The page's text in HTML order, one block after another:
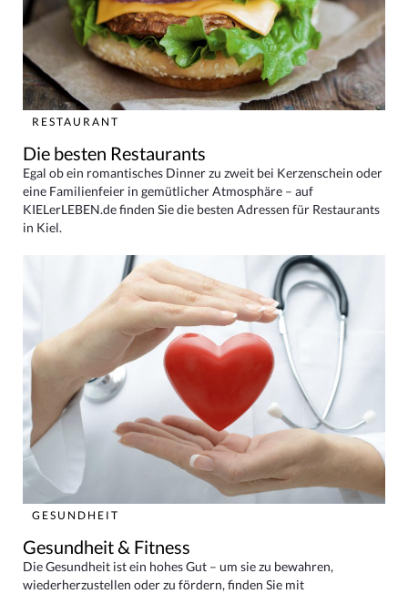
RESTAURANT
Die besten Restaurants
Egal ob ein romantisches Dinner zu zweit bei Kerzenschein oder
eine Familienfeier in gemütlicher Atmosphäre – auf
KIELerLEBEN.de finden Sie die besten Adressen für Restaurants
in Kiel.
GESUNDHEIT
Gesundheit & Fitness
Die Gesundheit ist ein hohes Gut – um sie zu bewahren,
wiederherzustellen oder zu fördern, finden Sie mit